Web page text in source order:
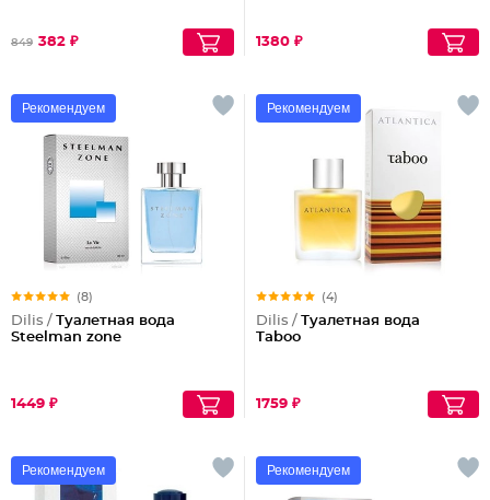
849 382 ₽ 1380 ₽
Рекомендуем
(8)
Dilis / Туалетная вода
Steelman zone
1449 ₽
Рекомендуем
(4)
Dilis / Туалетная вода
Taboo
1759 ₽
Рекомендуем Рекомендуем